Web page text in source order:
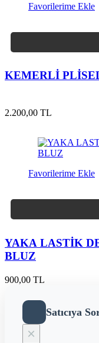
Favorilerime Ekle
KEMERLİ
2.200,00 TL
Favorilerime Ekle
YAKA LASTİK
BLUZ
900,00 TL
Satıcıya
×